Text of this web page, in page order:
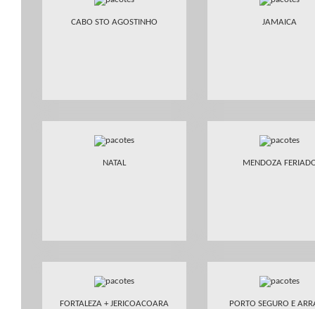
CABO STO AGOSTINHO JAMAICA
NATAL MENDOZA
FORTALEZA + JERICOACOARA
PORTO SEGURO E